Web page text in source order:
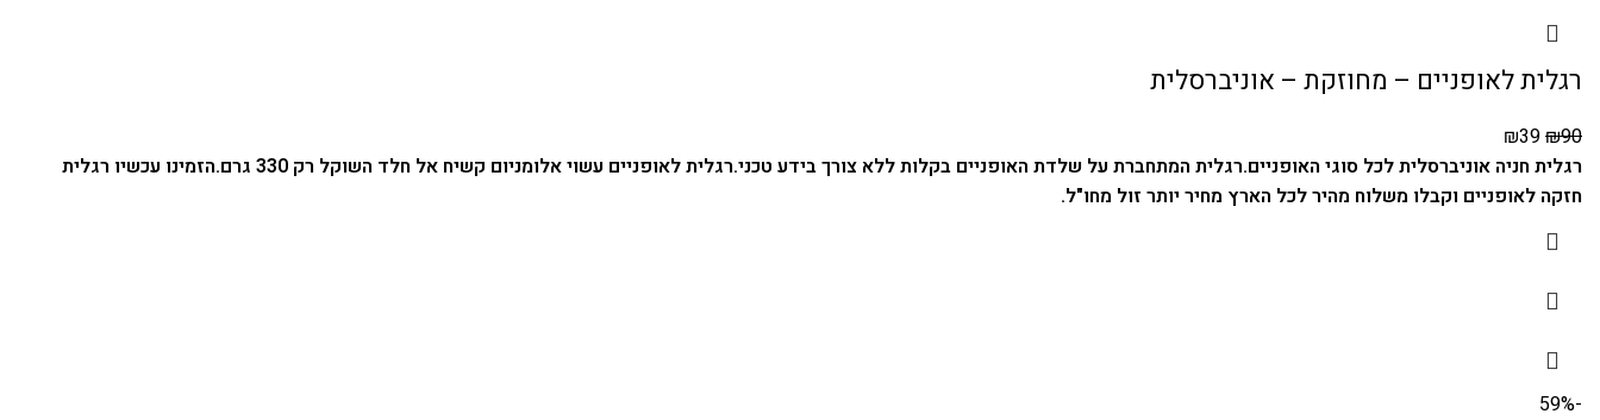
רגלית לאופניים – מחוזקת – אוניברסלית
₪90
₪39
רגלית חניה אוניברסלית לכל סוגי האופניים.רגלית המתחברת על שלדת האופניים בקלות ללא צורך בידע טכני.רגלית לאופניים עשוי אלומניום קשיח אל חלד השוקל רק 330 גרם.
הזמינו עכשיו רגלית
חזקה לאופניים וקבלו משלוח מהיר לכל הארץ מחיר יותר זול מחו"ל.
-59%